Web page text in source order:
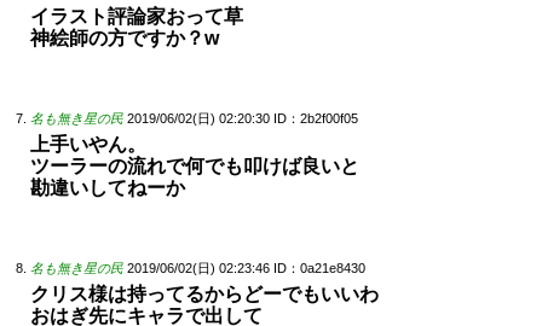
イラスト評論家おって草
神絵師の方ですか？w
名も無き星の民 2019/06/02(日) 02:20:30 ID：2b2f00f05
上手いやん。
ツーラーの流れで何でも叩けば良いと
勘違いしてねーか
名も無き星の民 2019/06/02(日) 02:23:46 ID：0a21e8430
クリス様は持ってるからどーでもいいわ
おはぎ先にキャラで出して